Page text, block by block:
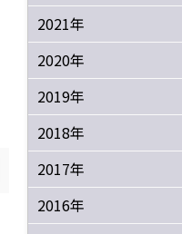
2021年
2020年
2019年
2018年
2017年
2016年